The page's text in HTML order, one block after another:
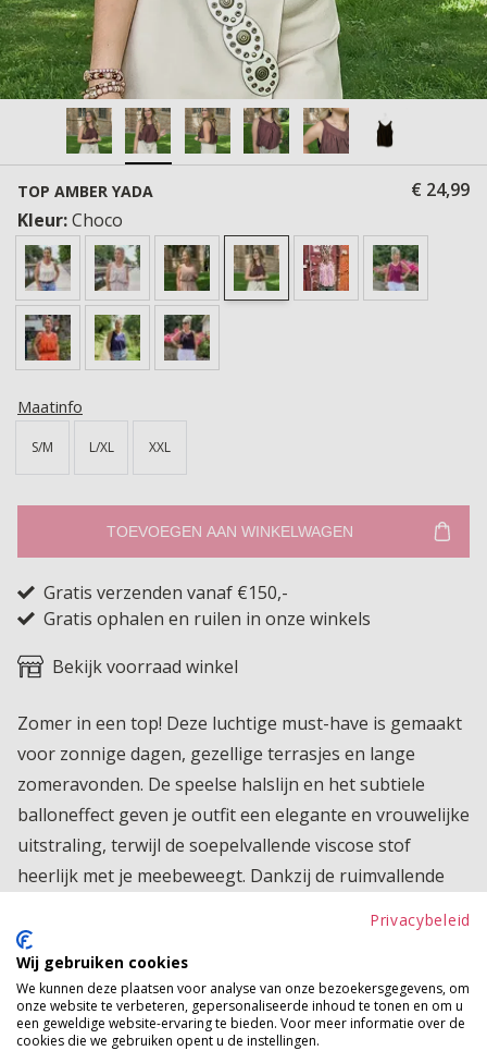
TOP AMBER YADA
€ 24,99
Kleur:Choco
Maatinfo
S/M L/XL XXL
TOEVOEGEN AAN WINKELWAGEN
Gratis verzenden vanaf €150,-
Gratis ophalen en ruilen in onze winkels
Bekijk voorraad winkel
Zomer in een top! Deze luchtige must-have is gemaakt
voor zonnige dagen, gezellige terrasjes en lange
zomeravonden. De speelse halslijn en het subtiele
balloneffect geven je outfit een elegante en vrouwelijke
uitstraling, terwijl de soepelvallende viscose stof
heerlijk met je meebeweegt. Dankzij de ruimvallende
top strak aanvoelt. Aan de onderzijde heeft een fijn
zittend elastiek. De ademende stof maakt deze top
perfect voor warme dagen, zodat je je de hele dag fris
en comfortabel voelt. Combineer hem moeiteloos met
Privacybeleid
Wij gebruiken cookies
We kunnen deze plaatsen voor analyse van onze bezoekersgegevens, om
onze website te verbeteren, gepersonaliseerde inhoud te tonen en om u
een geweldige website-ervaring te bieden. Voor meer informatie over de
cookies die we gebruiken opent u de instellingen.